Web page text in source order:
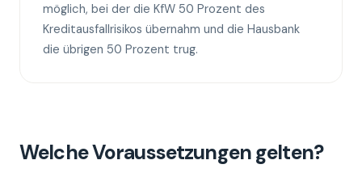
möglich, bei der die KfW 50 Prozent des
Kreditausfallrisikos übernahm und die Hausbank
die übrigen 50 Prozent trug.
Welche Voraussetzungen gelten?